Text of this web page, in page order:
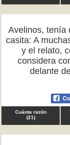
Avelinos, tenía
casita: A
y el relato,
considera
delante
Cuánta razón
(21)